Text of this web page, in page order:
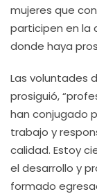
mujeres que
participen en la
donde haya
Las voluntades
prosiguió,
han conjugado
trabajo y
calidad. Estoy
el desarrollo y
formado